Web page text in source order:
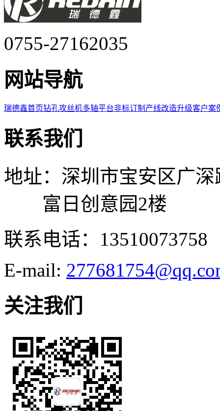
0755-27162035
网站导航
瑞德鑫首页钻孔攻丝机多轴平台非标订制 产线改造升级客户案
联系我们
地址：深圳市宝安区广
富日创意园2楼
联系电话：13510073758
E-mail:
关注我们